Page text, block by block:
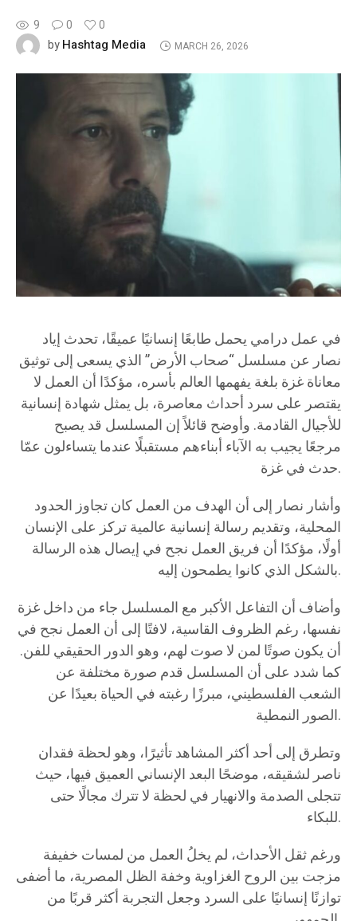
9 0
0
byHashtag Media MARCH 26, 2026
في عمل درامي يحمل طابعًا إنسانيًا عميقًا، تحدث إياد
نصار عن مسلسل “صحاب الأرض” الذي يسعى إلى توثيق
معاناة غزة بلغة يفهمها العالم بأسره، مؤكدًا أن العمل لا
يقتصر على سرد أحداث معاصرة، بل يمثل شهادة إنسانية
للأجيال القادمة. وأوضح قائلاً إن المسلسل قد يصبح
مرجعًا يجيب به الآباء أبناءهم مستقبلًا عندما يتساءلون عمّا
حدث في غزة.
وأشار نصار إلى أن الهدف من العمل كان تجاوز الحدود
المحلية، وتقديم رسالة إنسانية عالمية تركز على الإنسان
أولًا، مؤكدًا أن فريق العمل نجح في إيصال هذه الرسالة
بالشكل الذي كانوا يطمحون إليه.
وأضاف أن التفاعل الأكبر مع المسلسل جاء من داخل غزة
نفسها، رغم الظروف القاسية، لافتًا إلى أن العمل نجح في
أن يكون صوتًا لمن لا صوت لهم، وهو الدور الحقيقي للفن.
كما شدد على أن المسلسل قدم صورة مختلفة عن
الشعب الفلسطيني، مبرزًا رغبته في الحياة بعيدًا عن
الصور النمطية.
وتطرق إلى أحد أكثر المشاهد تأثيرًا، وهو لحظة فقدان
ناصر لشقيقه، موضحًا البعد الإنساني العميق فيها، حيث
تتجلى الصدمة والانهيار في لحظة لا تترك مجالًا حتى
للبكاء.
ورغم ثقل الأحداث، لم يخلُ العمل من لمسات خفيفة
مزجت بين الروح الغزاوية وخفة الظل المصرية، ما أضفى
توازنًا إنسانيًا على السرد وجعل التجربة أكثر قربًا من